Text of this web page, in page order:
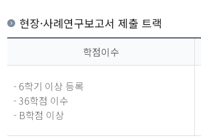
현장·사례연구보고서 제출 트랙
학점이수
- 6학기 이상 등록
- 36학점 이수
- B학점 이상